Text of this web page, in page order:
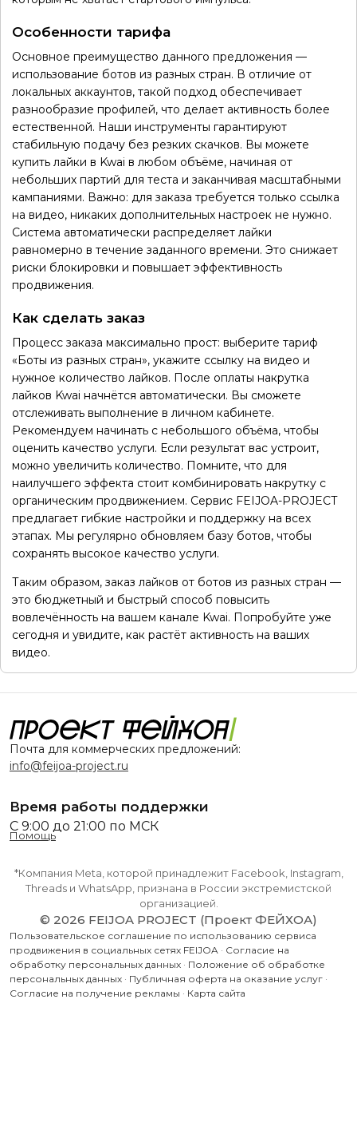
Особенности тарифа
Основное преимущество данного предложения —
использование ботов из разных стран. В отличие от
локальных аккаунтов, такой подход обеспечивает
разнообразие профилей, что делает активность более
естественной. Наши инструменты гарантируют
стабильную подачу без резких скачков. Вы можете
купить лайки в Kwai в любом объёме, начиная от
небольших партий для теста и заканчивая масштабными
кампаниями. Важно: для заказа требуется только ссылка
на видео, никаких дополнительных настроек не нужно.
Система автоматически распределяет лайки
равномерно в течение заданного времени. Это снижает
риски блокировки и повышает эффективность
продвижения.
Как сделать заказ
Процесс заказа максимально прост: выберите тариф
«Боты из разных стран», укажите ссылку на видео и
нужное количество лайков. После оплаты накрутка
лайков Kwai начнётся автоматически. Вы сможете
отслеживать выполнение в личном кабинете.
Рекомендуем начинать с небольшого объёма, чтобы
оценить качество услуги. Если результат вас устроит,
можно увеличить количество. Помните, что для
наилучшего эффекта стоит комбинировать накрутку с
органическим продвижением. Сервис FEIJOA-PROJECT
предлагает гибкие настройки и поддержку на всех
этапах. Мы регулярно обновляем базу ботов, чтобы
сохранять высокое качество услуги.
Таким образом, заказ лайков от ботов из разных стран —
это бюджетный и быстрый способ повысить
вовлечённость на вашем канале Kwai. Попробуйте уже
сегодня и увидите, как растёт активность на ваших
видео.
Почта для коммерческих предложений:
info@feijoa-project.ru
Время работы поддержки
С 9:00 до 21:00 по МСК
Помощь
*Компания Meta, которой принадлежит Facebook, Instagram,
Threads и WhatsApp, признана в России экстремистской
организацией.
© 2026 FEIJOA PROJECT (Проект ФЕЙХОА)
Пользовательское соглашение по использованию сервиса
продвижения в социальных сетях FEIJOA · Согласие на
обработку персональных данных · Положение об обработке
персональных данных · Публичная оферта на оказание услуг ·
Согласие на получение рекламы · Карта сайта